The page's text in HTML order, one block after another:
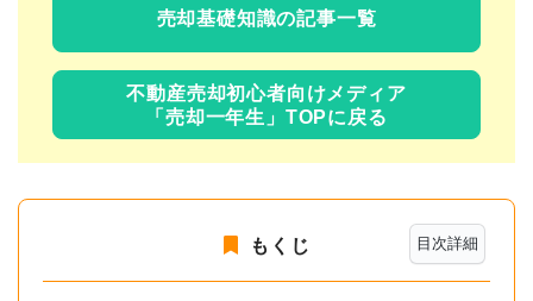
売却基礎知識の記事一覧
不動産売却初心者向けメディア
「売却一年生」TOPに戻る
目次詳細
もくじ